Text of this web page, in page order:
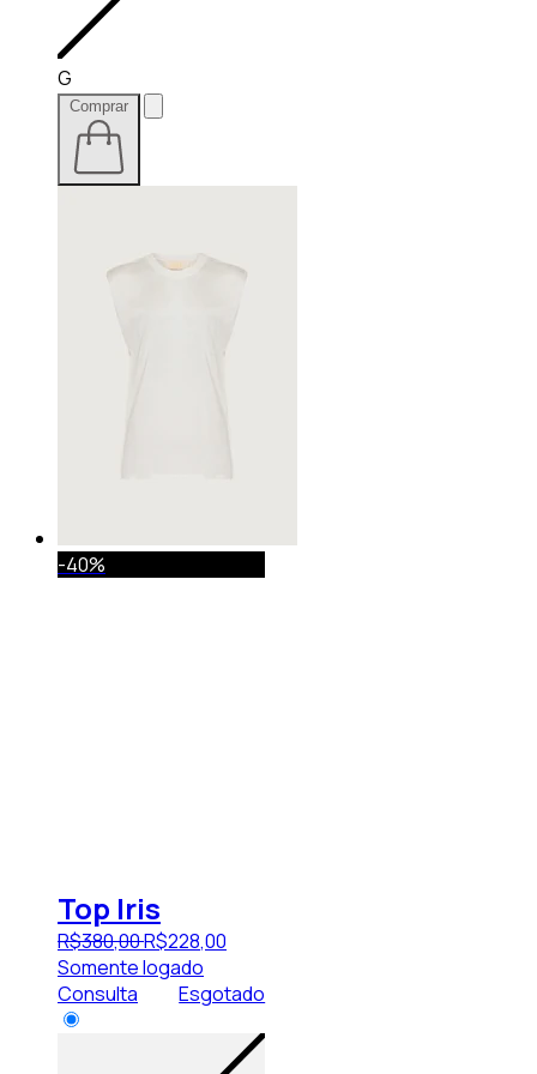
G
Comprar
-40%
Top Iris
R$380,00R$228,00
Somente logado
Consulta
Esgotado